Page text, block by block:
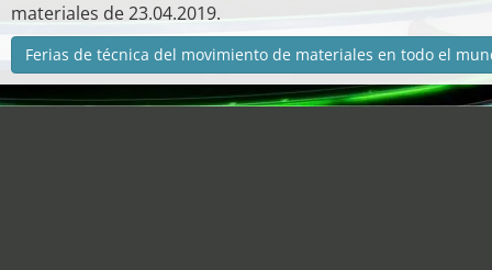
materiales de 23.04.2019.
Ferias de técnica del movimiento de materiales en todo el